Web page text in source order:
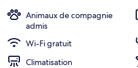
Animaux de compagnie
admis
Wi-Fi gratuit
Climatisation